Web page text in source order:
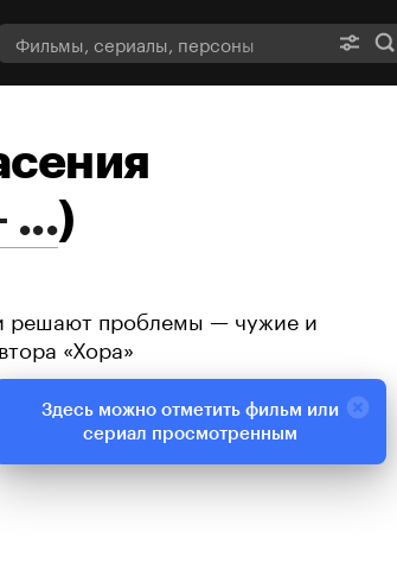
...)
решают проблемы — чужие и
«Хора»
Здесь можно отметить фильм или
сериал просмотренным